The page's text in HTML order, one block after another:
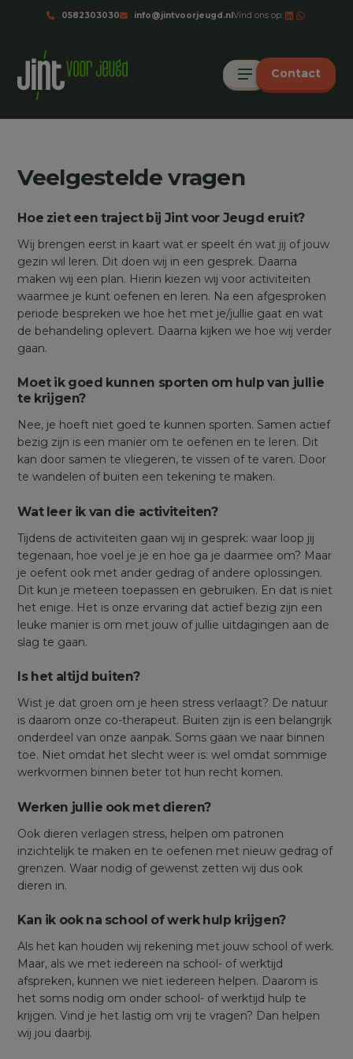
0582303030 info@jintvoorjeugd.nlVind ons op:
Contact
Veelgestelde vragen
Hoe ziet een traject bij Jint voor Jeugd eruit?
Wij brengen eerst in kaart wat er speelt én wat jij of jouw
gezin wil leren. Dit doen wij in een gesprek. Daarna
maken wij een plan. Hierin kiezen wij voor activiteiten
waarmee je kunt oefenen en leren. Na een afgesproken
periode bespreken we hoe het met je/jullie gaat en wat
de behandeling oplevert. Daarna kijken we hoe wij verder
gaan.
Moet ik goed kunnen sporten om hulp van jullie
te krijgen?
Nee, je hoeft niet goed te kunnen sporten. Samen actief
bezig zijn is een manier om te oefenen en te leren. Dit
kan door samen te vliegeren, te vissen of te varen. Door
te wandelen of buiten een tekening te maken.
Wat leer ik van die activiteiten?
Tijdens de activiteiten gaan wij in gesprek: waar loop jij
tegenaan, hoe voel je je en hoe ga je daarmee om? Maar
je oefent ook met ander gedrag of andere oplossingen.
Dit kun je meteen toepassen en gebruiken. En dat is niet
het enige. Het is onze ervaring dat actief bezig zijn een
leuke manier is om met jouw of jullie uitdagingen aan de
slag te gaan.
Is het altijd buiten?
Wist je dat groen om je heen stress verlaagt? De natuur
is daarom onze co-therapeut. Buiten zijn is een belangrijk
onderdeel van onze aanpak. Soms gaan we naar binnen
toe. Niet omdat het slecht weer is: wel omdat sommige
werkvormen binnen beter tot hun recht komen.
Werken jullie ook met dieren?
Ook dieren verlagen stress, helpen om patronen
inzichtelijk te maken en te oefenen met nieuw gedrag of
grenzen. Waar nodig of gewenst zetten wij dus ook
dieren in.
Kan ik ook na school of werk hulp krijgen?
Als het kan houden wij rekening met jouw school of werk.
Maar, als we met iedereen na school- of werktijd
afspreken, kunnen we niet iedereen helpen. Daarom is
het soms nodig om onder school- of werktijd hulp te
krijgen. Vind je het lastig om vrij te vragen? Dan helpen
wij jou daarbij.